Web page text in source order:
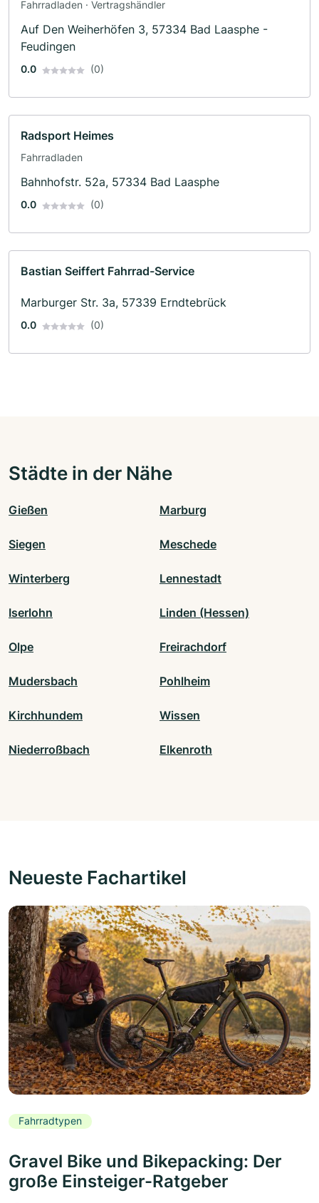
Fahrradladen · Vertragshändler
Auf Den Weiherhöfen 3, 57334 Bad Laasphe -
Feudingen
0.0 (0)
Radsport Heimes
Fahrradladen
Bahnhofstr. 52a, 57334 Bad Laasphe
0.0 (0)
Bastian Seiffert Fahrrad-Service
Marburger Str. 3a, 57339 Erndtebrück
0.0 (0)
Städte in der Nähe
Gießen Marburg
Siegen Meschede
Winterberg Lennestadt
Iserlohn Linden (Hessen)
Olpe Freirachdorf
Mudersbach Pohlheim
Kirchhundem Wissen
Niederroßbach Elkenroth
Neueste Fachartikel
Fahrradtypen
Gravel Bike und Bikepacking: Der
große Einsteiger-Ratgeber